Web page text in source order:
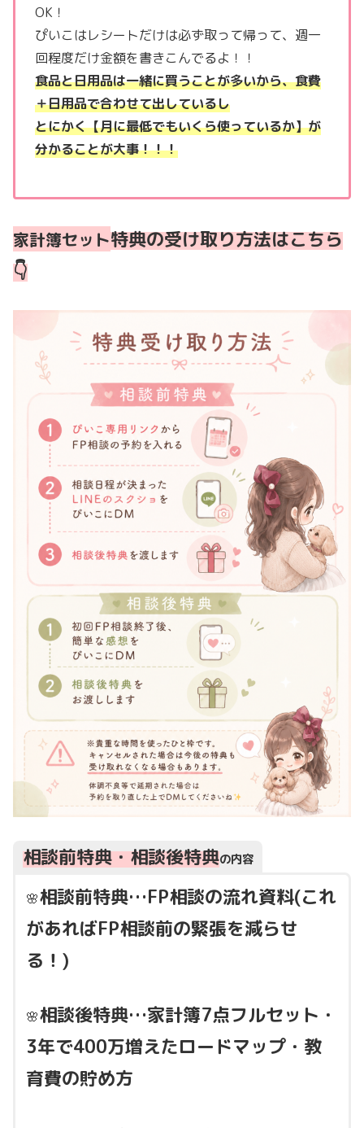
OK！
ぴいこはレシートだけは必ず取って帰って、週一
回程度だけ金額を書きこんでるよ！！
食品と日用品は一緒に買うことが多いから、食費
＋日用品で合わせて出しているし
とにかく【月に最低でもいくら使っているか】が
分かることが大事！！！
家計簿セット特典の受け取り方法はこちら
👇
相談前特典・相談後特典の内容
🌸相談前特典…FP相談の流れ資料(これ
があればFP相談前の緊張を減らせ
る！)
🌸相談後特典…家計簿7点フルセット・
3年で400万増えたロードマップ・教
育費の貯め方